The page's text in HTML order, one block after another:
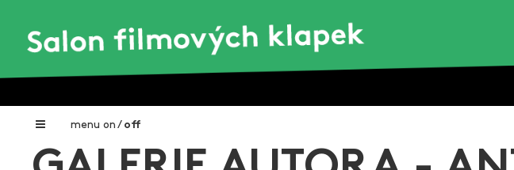
menu on / off
Home